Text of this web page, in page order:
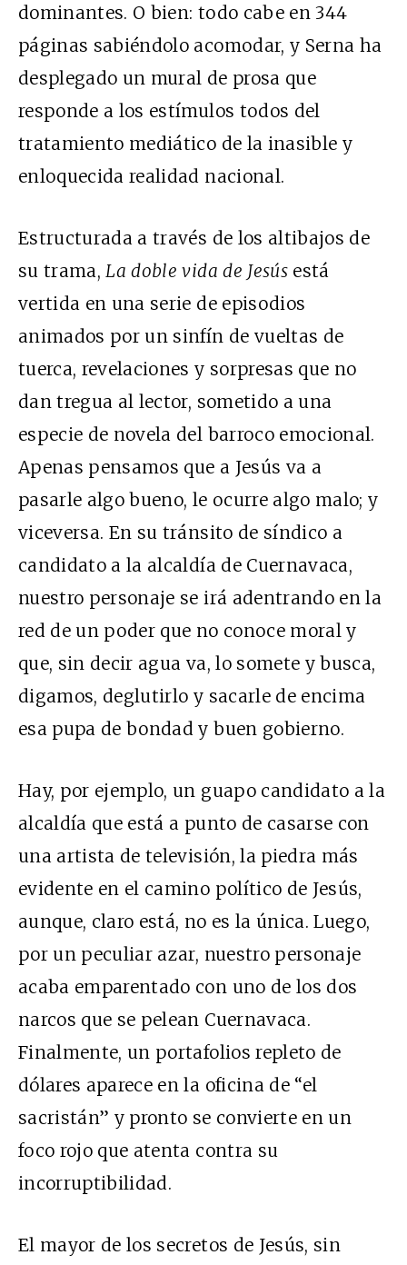
dominantes. O bien: todo cabe en 344
páginas sabiéndolo acomodar, y Serna ha
desplegado un mural de prosa que
responde a los estímulos todos del
tratamiento mediático de la inasible y
enloquecida realidad nacional.
Estructurada a través de los altibajos de
su trama, La doble vida de Jesúsestá
vertida en una serie de episodios
animados por un sinfín de vueltas de
tuerca, revelaciones y sorpresas que no
dan tregua al lector, sometido a una
especie de novela del barroco emocional.
Apenas pensamos que a Jesús va a
pasarle algo bueno, le ocurre algo malo; y
viceversa. En su tránsito de síndico a
candidato a la alcaldía de Cuernavaca,
nuestro personaje se irá adentrando en la
red de un poder que no conoce moral y
que, sin decir agua va, lo somete y busca,
digamos, deglutirlo y sacarle de encima
esa pupa de bondad y buen gobierno.
Hay, por ejemplo, un guapo candidato a la
alcaldía que está a punto de casarse con
una artista de televisión, la piedra más
evidente en el camino político de Jesús,
aunque, claro está, no es la única. Luego,
por un peculiar azar, nuestro personaje
acaba emparentado con uno de los dos
narcos que se pelean Cuernavaca.
Finalmente, un portafolios repleto de
dólares aparece en la oficina de “el
sacristán” y pronto se convierte en un
foco rojo que atenta contra su
incorruptibilidad.
El mayor de los secretos de Jesús, sin